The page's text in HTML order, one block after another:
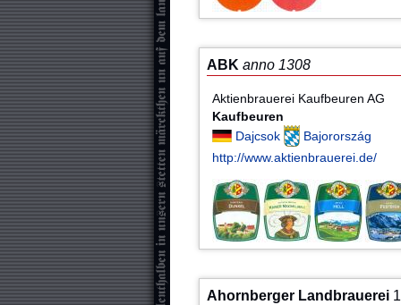
ABK anno 1308
Aktienbrauerei Kaufbeuren AG
Kaufbeuren
Dajcsok
Bajorország
http://www.aktienbrauerei.de/
Ahornberger Landbrauerei